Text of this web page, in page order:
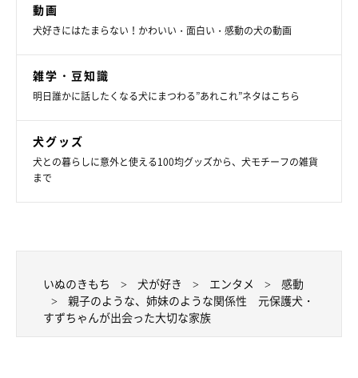
動画
犬好きにはたまらない！かわいい・面白い・感動の犬の動画
雑学・豆知識
明日誰かに話したくなる犬にまつわる”あれこれ”ネタはこちら
犬グッズ
犬との暮らしに意外と使える100均グッズから、犬モチーフの雑貨
まで
いぬのきもち 犬が好き エンタメ
感動
親子のような、姉妹のような関係性 元保護犬・
すずちゃんが出会った大切な家族